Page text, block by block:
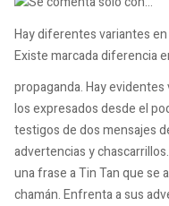
Hay diferentes variantes
Existe marcada diferencia
propaganda. Hay
los expresados desde el
testigos de dos mensajes
advertencias y
una frase a Tin Tan que se
chamán. Enfrenta a sus